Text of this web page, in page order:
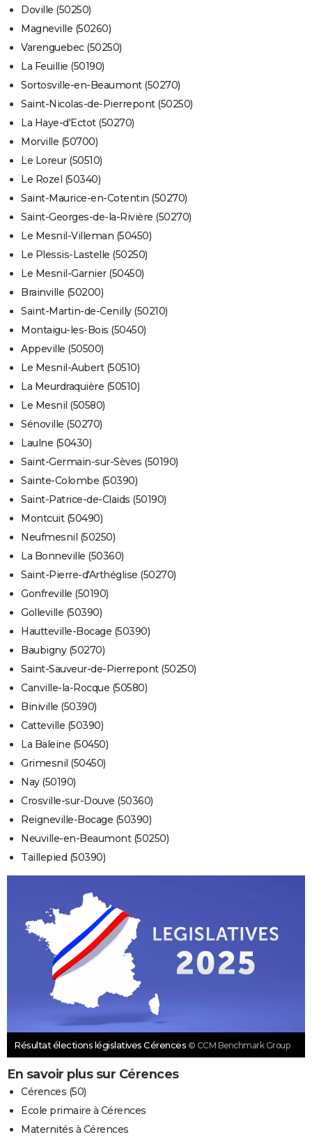
Doville (50250)
Magneville (50260)
Varenguebec (50250)
La Feuillie (50190)
Sortosville-en-Beaumont (50270)
Saint-Nicolas-de-Pierrepont (50250)
La Haye-d'Ectot (50270)
Morville (50700)
Le Loreur (50510)
Le Rozel (50340)
Saint-Maurice-en-Cotentin (50270)
Saint-Georges-de-la-Rivière (50270)
Le Mesnil-Villeman (50450)
Le Plessis-Lastelle (50250)
Le Mesnil-Garnier (50450)
Brainville (50200)
Saint-Martin-de-Cenilly (50210)
Montaigu-les-Bois (50450)
Appeville (50500)
Le Mesnil-Aubert (50510)
La Meurdraquière (50510)
Le Mesnil (50580)
Sénoville (50270)
Laulne (50430)
Saint-Germain-sur-Sèves (50190)
Sainte-Colombe (50390)
Saint-Patrice-de-Claids (50190)
Montcuit (50490)
Neufmesnil (50250)
La Bonneville (50360)
Saint-Pierre-d'Arthéglise (50270)
Gonfreville (50190)
Golleville (50390)
Hautteville-Bocage (50390)
Baubigny (50270)
Saint-Sauveur-de-Pierrepont (50250)
Canville-la-Rocque (50580)
Biniville (50390)
Catteville (50390)
La Baleine (50450)
Grimesnil (50450)
Nay (50190)
Crosville-sur-Douve (50360)
Reigneville-Bocage (50390)
Neuville-en-Beaumont (50250)
Taillepied (50390)
Résultat élections législatives Cérences © CCM Benchmark Group
En savoir plus sur Cérences
Cérences (50)
Ecole primaire à Cérences
Maternités à Cérences